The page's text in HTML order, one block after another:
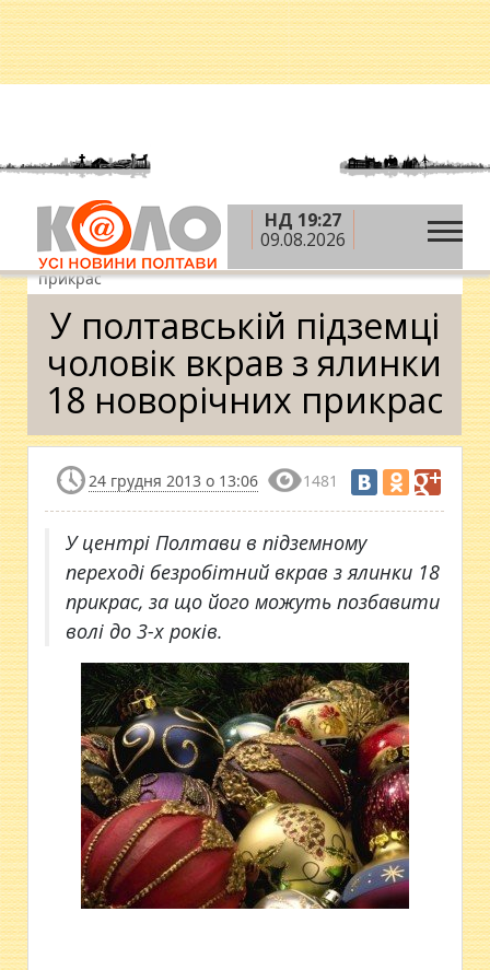
НД 19:27
09.08.2026
Головна » Новини » Ситуація » У полтавській
підземці чоловік вкрав з ялинки 18 новорічних
прикрас
У полтавській підземці
чоловік вкрав з ялинки
18 новорічних прикрас
24 грудня 2013 о 13:06 1481
У центрі Полтави в підземному
переході безробітний вкрав з ялинки 18
прикрас, за що його можуть позбавити
волі до 3-х років.